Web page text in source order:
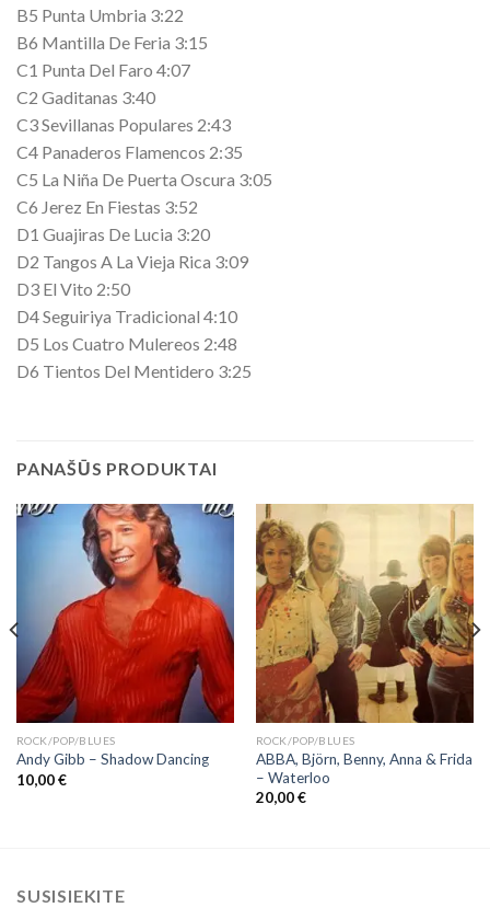
B5 Punta Umbria 3:22
B6 Mantilla De Feria 3:15
C1 Punta Del Faro 4:07
C2 Gaditanas 3:40
C3 Sevillanas Populares 2:43
C4 Panaderos Flamencos 2:35
C5 La Niña De Puerta Oscura 3:05
C6 Jerez En Fiestas 3:52
D1 Guajiras De Lucia 3:20
D2 Tangos A La Vieja Rica 3:09
D3 El Vito 2:50
D4 Seguiriya Tradicional 4:10
D5 Los Cuatro Mulereos 2:48
D6 Tientos Del Mentidero 3:25
PANAŠŪS PRODUKTAI
ROCK/POP/BLUES
Andy Gibb ‎– Shadow Dancing
10,00€
ROCK/POP/BLUES
ABBA, Björn, Benny, Anna & Frida
‎– Waterloo
20,00€
SUSISIEKITE